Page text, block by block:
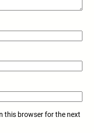
this browser for the next